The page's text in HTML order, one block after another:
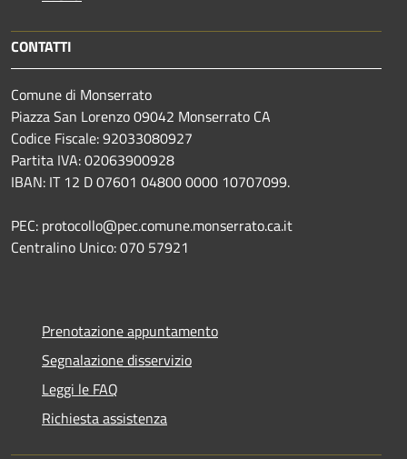
CONTATTI
Comune di Monserrato
Piazza San Lorenzo 09042 Monserrato CA
Codice Fiscale: 92033080927
Partita IVA: 02063900928
IBAN: IT 12 D 07601 04800 0000 10707099.
PEC: protocollo@pec.comune.monserrato.ca.it
Centralino Unico: 070 57921
Prenotazione appuntamento
Segnalazione disservizio
Leggi le FAQ
Richiesta assistenza